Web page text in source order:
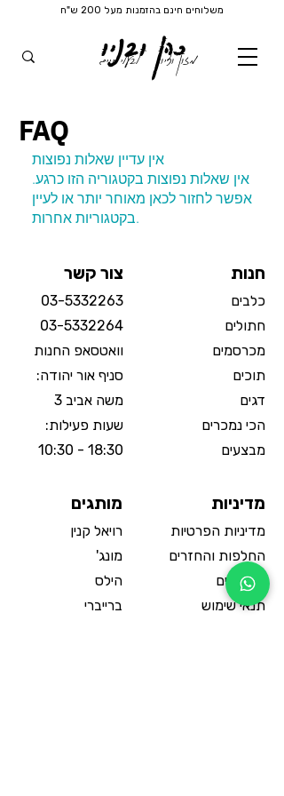
משלוחים חינם בהזמנות מעל 200 ש"ח
כהן ובניו מזון וציוד לבעלי חיים
FAQ
אין עדיין שאלות נפוצות
אין שאלות נפוצות בקטגוריה הזו כרגע.
אפשר לחזור לכאן מאוחר יותר או לעיין
בקטגוריות אחרות.
צור קשר
03-5332263
03-5332264
וואטסאפ החנות
סניף אור יהודה:
משה אביב 3
שעות פעילות:
18:30 - 10:30
חנות
כלבים
חתולים
מכרסמים
תוכים
דגים
הכי נמכרים
מבצעים
מותגים
רויאל קנין
מונג'
הילס
ברייברי
מדיניות
מדיניות הפרטיות
החלפות והחזרים
משלוחים
תנאי שימוש